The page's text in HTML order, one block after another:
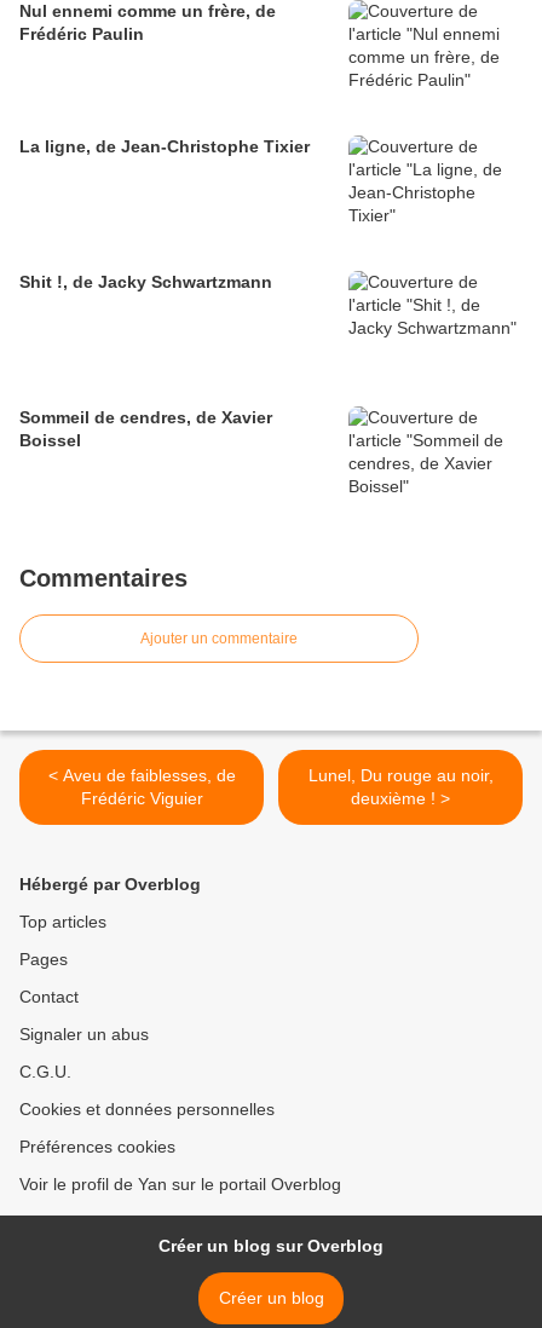
Nul ennemi comme un frère, de
Frédéric Paulin
La ligne, de Jean-Christophe Tixier
Shit !, de Jacky Schwartzmann
Sommeil de cendres, de Xavier
Boissel
Commentaires
Ajouter un commentaire
< Aveu de faiblesses, de
Frédéric Viguier
Lunel, Du rouge au noir,
deuxième ! >
Hébergé par Overblog
Top articles
Pages
Contact
Signaler un abus
C.G.U.
Cookies et données personnelles
Préférences cookies
Voir le profil de Yan sur le portail Overblog
Créer un blog sur Overblog
Créer un blog